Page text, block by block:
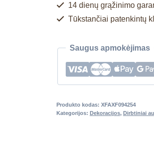
14 dienų grąžinimo
Tūkstančiai patenkintų
Saugus apmokėjimas
Produkto kodas: XFAXF094254
Kategorijos: Dekoracijos, Dirbtiniai